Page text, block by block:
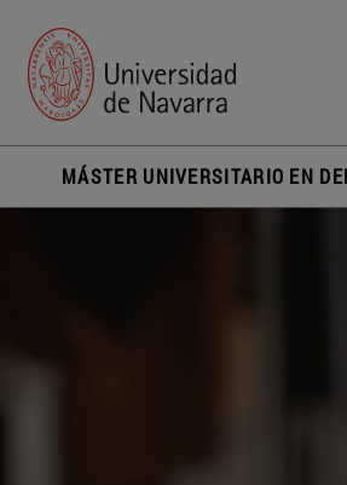
MÁSTER UNIVERSITARIO EN